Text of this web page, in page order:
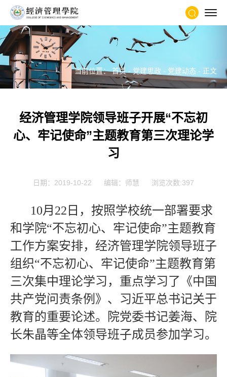
当前位置：首页- 党建思政 - 党建动态 - 正文
经济管理学院领导班子开展“不忘初
心、牢记使命”主题教育第三次理论学
习
日期：2019-10-22 编辑：师慧 浏览次数:397
10月22日，按照学校统一部署要求
和学院“不忘初心、牢记使命”主题教育
工作方案安排，经济管理学院领导班子
组织“不忘初心、牢记使命”主题教育第
三次集中理论学习，重点学习了《中国
共产党问责条例》、习近平总书记关于
教育的重要论述。院党委书记姜海、院
长朱晶等全体领导班子成员参加学习。